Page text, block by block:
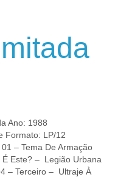
Ano: 1988
Formato: LP/12
– Tema De Armação
Este? – Legião Urbana
– Terceiro – Ultraje À